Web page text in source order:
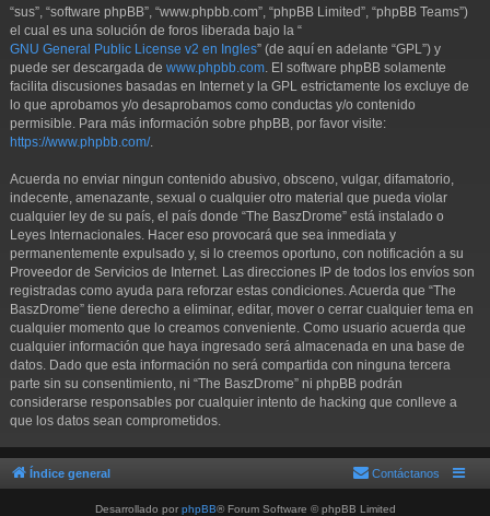
“sus”, “software phpBB”, “www.phpbb.com”, “phpBB Limited”, “phpBB Teams”)
el cual es una solución de foros liberada bajo la “
GNU General Public License v2 en Ingles” (de aquí en adelante “GPL”) y
puede ser descargada de www.phpbb.com . El software phpBB solamente
facilita discusiones basadas en Internet y la GPL estrictamente los excluye de
lo que aprobamos y/o desaprobamos como conductas y/o contenido
permisible. Para más información sobre phpBB, por favor visite:
https://www.phpbb.com/.
Acuerda no enviar ningun contenido abusivo, obsceno, vulgar, difamatorio,
indecente, amenazante, sexual o cualquier otro material que pueda violar
cualquier ley de su país, el país donde “The BaszDrome” está instalado o
Leyes Internacionales. Hacer eso provocará que sea inmediata y
permanentemente expulsado y, si lo creemos oportuno, con notificación a su
Proveedor de Servicios de Internet. Las direcciones IP de todos los envíos son
registradas como ayuda para reforzar estas condiciones. Acuerda que “The
BaszDrome” tiene derecho a eliminar, editar, mover o cerrar cualquier tema en
cualquier momento que lo creamos conveniente. Como usuario acuerda que
cualquier información que haya ingresado será almacenada en una base de
datos. Dado que esta información no será compartida con ninguna tercera
parte sin su consentimiento, ni “The BaszDrome” ni phpBB podrán
considerarse responsables por cualquier intento de hacking que conlleve a
que los datos sean comprometidos.
Índice general Contáctanos
Desarrollado por phpBB® Forum Software © phpBB Limited